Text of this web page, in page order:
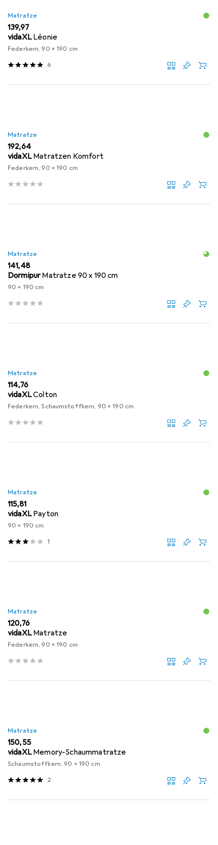
Matratze
EUR
139,97
vidaXL Léonie
Federkern, 90 x 190 cm
6
Matratze
EUR
192,64
vidaXL Matratzen Komfort
Federkern, 90 x 190 cm
Matratze
EUR
141,48
DormipurMatratze 90 x 190 cm
90 x 190 cm
Matratze
EUR
114,76
vidaXLColton
Federkern, Schaumstoffkern, 90 x 190 cm
Matratze
EUR
115,81
vidaXL Payton
90 x 190 cm
1
Matratze
EUR
120,76
vidaXL Matratze
Federkern, 90 x 190 cm
Matratze
EUR
150,55
vidaXL Memory-Schaummatratze
Schaumstoffkern, 90 x 190 cm
2